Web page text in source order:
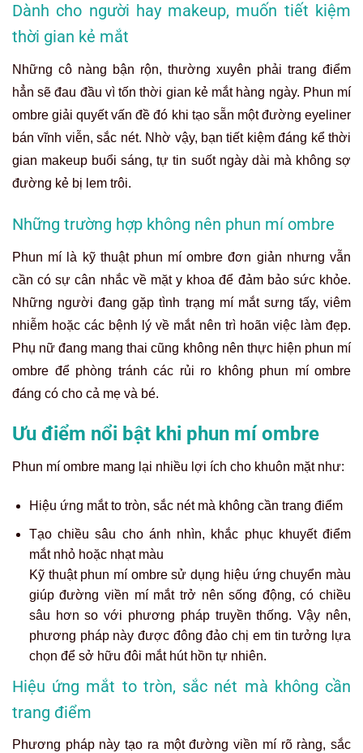
Dành cho người hay makeup, muốn tiết kiệm
thời gian kẻ mắt
Những cô nàng bận rộn, thường xuyên phải trang điểm
hẳn sẽ đau đầu vì tốn thời gian kẻ mắt hàng ngày. Phun mí
ombre giải quyết vấn đề đó khi tạo sẵn một đường eyeliner
bán vĩnh viễn, sắc nét. Nhờ vậy, bạn tiết kiệm đáng kể thời
gian makeup buổi sáng, tự tin suốt ngày dài mà không sợ
đường kẻ bị lem trôi.
Những trường hợp không nên phun mí ombre
Phun mí là kỹ thuật phun mí ombre đơn giản nhưng vẫn
cần có sự cân nhắc về mặt y khoa để đảm bảo sức khỏe.
Những người đang gặp tình trạng mí mắt sưng tấy, viêm
nhiễm hoặc các bệnh lý về mắt nên trì hoãn việc làm đẹp.
Phụ nữ đang mang thai cũng không nên thực hiện phun mí
ombre để phòng tránh các rủi ro không phun mí ombre
đáng có cho cả mẹ và bé.
Ưu điểm nổi bật khi phun mí ombre
Phun mí ombre mang lại nhiều lợi ích cho khuôn mặt như:
Hiệu ứng mắt to tròn, sắc nét mà không cần trang điểm
Tạo chiều sâu cho ánh nhìn, khắc phục khuyết điểm
mắt nhỏ hoặc nhạt màu
Kỹ thuật phun mí ombresử dụng hiệu ứng chuyển màu
giúp đường viền mí mắt trở nên sống động, có chiều
sâu hơn so với phương pháp truyền thống. Vậy nên,
phương pháp này được đông đảo chị em tin tưởng lựa
chọn để sở hữu đôi mắt hút hồn tự nhiên.
Hiệu ứng mắt to tròn, sắc nét mà không cần
trang điểm
Phương pháp này tạo ra một đường viền mí rõ ràng, sắc